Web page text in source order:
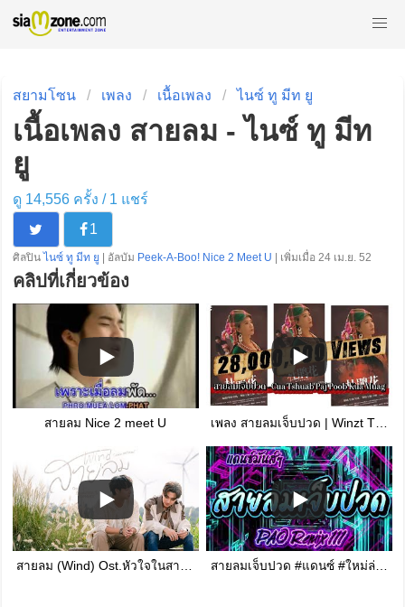
สยามโซน เพลง เนื้อเพลง ไนซ์ ทู มีท ยู
เนื้อเพลง สายลม - ไนซ์ ทู มีท
ยู
ดู 14,556 ครั้ง / 1 แชร์
1
ศิลปิน ไนซ์ ทู มีท ยู | อัลบัม Peek-A-Boo! Nice 2 Meet U | เพิ่มเมื่อ 24 เม.ย. 52
คลิปที่เกี่ยวข้อง
สายลม Nice 2 meet U เพลง สายลมเจ็บปวด | Winzt Thor_ Hmong Sad Song [ Official music Audio]
สายลม (Wind) Ost.หัวใจในสายลม Dangerous Romance - Chimon Wachirawit สายลมเจ็บปวด #แดนซ์ #ใหม่ล่าสุด